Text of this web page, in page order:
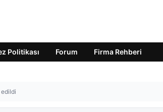
Politikası Forum Firma Rehberi
edildi